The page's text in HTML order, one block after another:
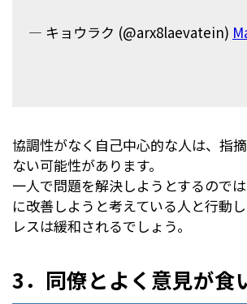
— キョウラク (@arx8laevatein)
協調性がなく自己中心的な人は、指
ない可能性があります。
一人で問題を解決しようとするので
に改善しようと考えている人と行動
レスは緩和されるでしょう。
3．同僚とよく意見が食